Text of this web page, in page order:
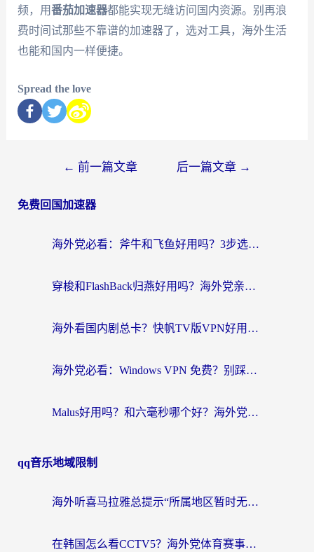
频，用番茄加速器都能实现无缝访问国内资源。别再浪
费时间试那些不靠谱的加速器了，选对工具，海外生活
也能和国内一样便捷。
Spread the love
← 前一篇文章 后一篇文章 →
免费回国加速器
海外党必看：斧牛和飞鱼好用吗？3步选对回国加速器，无缝刷剧玩国服
穿梭和FlashBack归燕好用吗？海外党亲测3款热门回国加速器，教你选对不踩坑
海外看国内剧总卡？快帆TV版VPN好用吗？和快滚VPN对比哪个回国效果更好？
海外党必看：Windows VPN 免费？别踩坑！教你选对好用的国内加速器无缝回国
Malus好用吗？和六毫秒哪个好？海外党选回国加速器的避坑指南
qq音乐地域限制
海外听喜马拉雅总提示“所属地区暂时无版权”？这个限制解除方法亲测有效！
在韩国怎么看CCTV5？海外党体育赛事+中文解说观看终极指南